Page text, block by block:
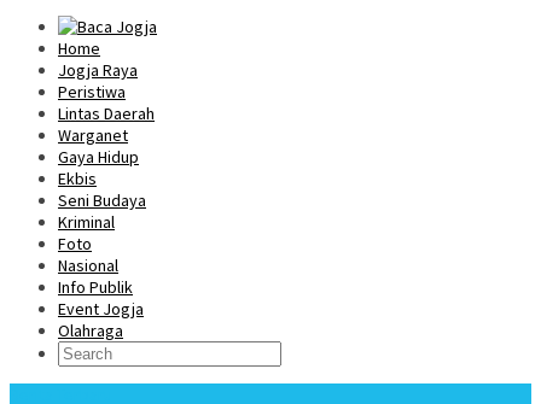
Home
Jogja Raya
Peristiwa
Lintas Daerah
Warganet
Gaya Hidup
Ekbis
Seni Budaya
Kriminal
Foto
Nasional
Info Publik
Event Jogja
Olahraga